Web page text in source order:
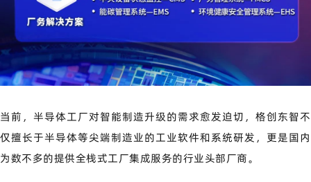
当前，半导体工厂对智能制造升级的需求愈发迫切，格创东智不
仅擅长于半导体等尖端制造业的工业软件和系统研发，更是国内
为数不多的提供全栈式工厂集成服务的行业头部厂商。